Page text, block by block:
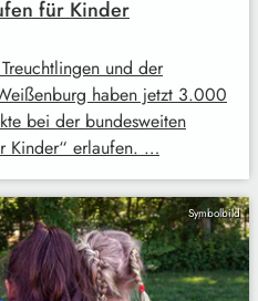
für Kinder
und der
haben jetzt 3.000
bei der bundesweiten
Kinder“ erlaufen. …
Symbolbild